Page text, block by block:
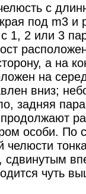
с
края под m3
1, 2 или 3
а на
на
вниз;
задняя
особи. По
челюсти
сдвинутым
чуть